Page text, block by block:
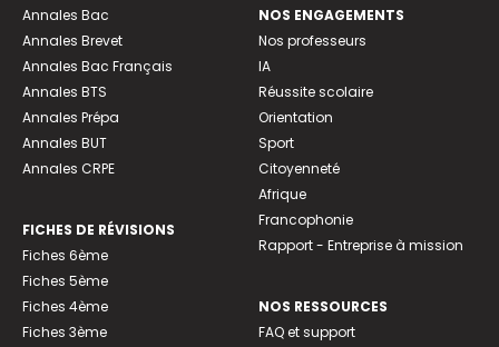
Annales Bac
Annales Brevet
Annales Bac Français
Annales BTS
Annales Prépa
Annales BUT
Annales CRPE
FICHES DE RÉVISIONS
Fiches 6ème
Fiches 5ème
Fiches 4ème
Fiches 3ème
NOS ENGAGEMENTS
Nos professeurs
IA
Réussite scolaire
Orientation
Sport
Citoyenneté
Afrique
Francophonie
Rapport - Entreprise à mission
NOS RESSOURCES
FAQ et support